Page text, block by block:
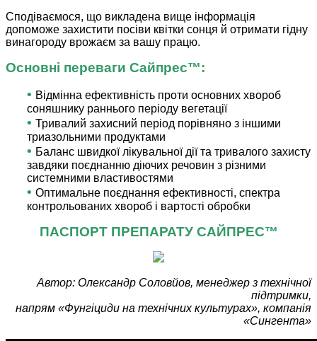
Сподіваємося, що викладена вище інформація
допоможе захистити посіви квітки сонця й отримати гідну
винагороду врожаєм за вашу працю.
Основні переваги Сайпрес™:
• Відмінна ефективність проти основних хвороб
соняшнику раннього періоду вегетації
• Тривалий захисний період порівняно з іншими
триазольними продуктами
• Баланс швидкої лікувальної дії та тривалого захисту
завдяки поєднанню діючих речовин з різними
системними властивостями
• Оптимальне поєднання ефективності, спектра
контрольованих хвороб і вартості обробки
ПАСПОРТ ПРЕПАРАТУ САЙПРЕС™
Автор: Олександр Соловйов, менеджер з технічної
підтримки,
напрям «Фунгіциди на технічних культурах», компанія
«Сингента»